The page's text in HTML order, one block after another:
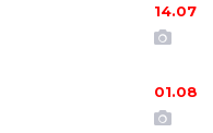
14.07
01.08